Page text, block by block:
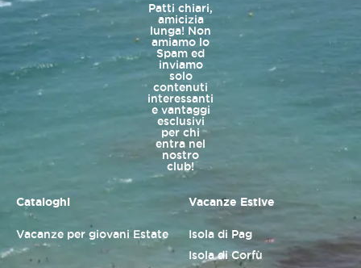
Patti chiari,
amicizia
lunga! Non
amiamo lo
Spam ed
inviamo
solo
contenuti
interessanti
e vantaggi
esclusivi
per chi
entra nel
nostro
club!
Cataloghi
Vacanze per giovani Estate
Vacanze Estive
Isola di Pag
Isola di Corfù